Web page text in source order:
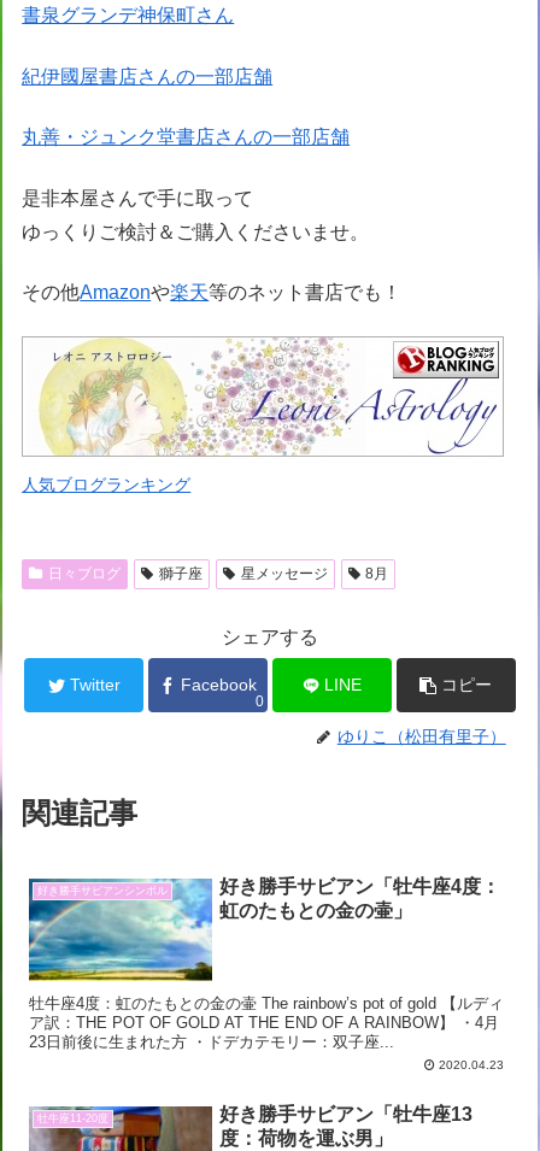
書泉グランデ神保町さん
紀伊國屋書店さんの一部店舗
丸善・ジュンク堂書店さんの一部店舗
是非本屋さんで手に取って
ゆっくりご検討＆ご購入くださいませ。
その他Amazonや楽天等のネット書店でも！
人気ブログランキング
日々ブログ 獅子座 星メッセージ 8月
シェアする
Twitter Facebook
0
LINE コピー
ゆりこ（松田有里子）
関連記事
好き勝手サビアンシンボル
好き勝手サビアン「牡牛座4度：
虹のたもとの金の壷」
牡牛座4度：虹のたもとの金の壷 The rainbow’s pot of gold 【ルディ
ア訳：THE POT OF GOLD AT THE END OF A RAINBOW】 ・4月
23日前後に生まれた方 ・ドデカテモリー：双子座...
2020.04.23
牡牛座11-20度
好き勝手サビアン「牡牛座13
度：荷物を運ぶ男」